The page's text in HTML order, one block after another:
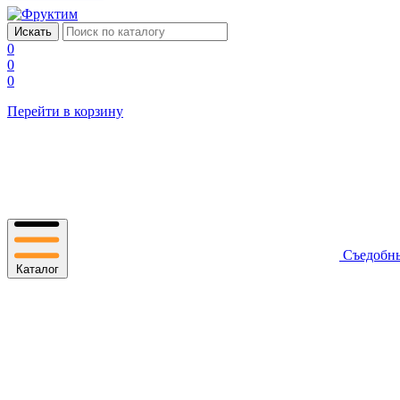
0
0
0
Перейти в корзину
Каталог